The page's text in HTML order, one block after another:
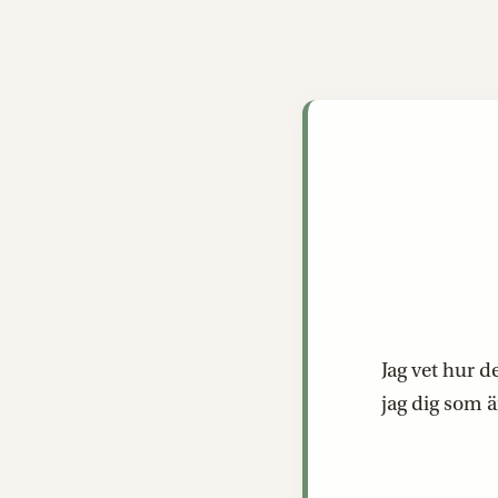
Jag vet hur
jag dig som